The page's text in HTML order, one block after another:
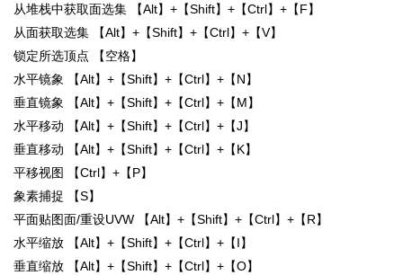
从堆栈中获取面选集 【Alt】+【Shift】+【Ctrl】+【F】
从面获取选集 【Alt】+【Shift】+【Ctrl】+【V】
锁定所选顶点 【空格】
水平镜象 【Alt】+【Shift】+【Ctrl】+【N】
垂直镜象 【Alt】+【Shift】+【Ctrl】+【M】
水平移动 【Alt】+【Shift】+【Ctrl】+【J】
垂直移动 【Alt】+【Shift】+【Ctrl】+【K】
平移视图 【Ctrl】+【P】
象素捕捉 【S】
平面贴图面/重设UVW 【Alt】+【Shift】+【Ctrl】+【R】
水平缩放 【Alt】+【Shift】+【Ctrl】+【I】
垂直缩放 【Alt】+【Shift】+【Ctrl】+【O】